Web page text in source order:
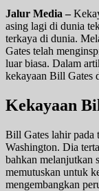
Jalur Media –
asing lagi di dunia
terkaya di dunia.
Gates telah
luar biasa. Dalam
kekayaan Bill Gates
Kekayaan
Bill Gates lahir pada
Washington. Dia
bahkan melanjutkan
memutuskan untuk
mengembangkan